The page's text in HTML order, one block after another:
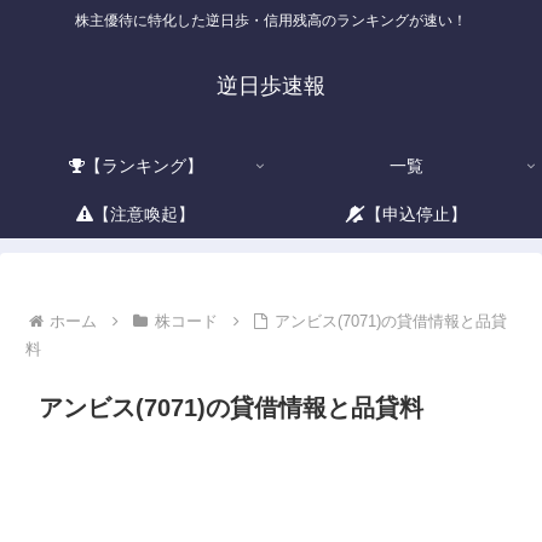
株主優待に特化した逆日歩・信用残高のランキングが速い！
逆日歩速報
【ランキング】 一覧
【注意喚起】 【申込停止】
ホーム 株コード
アンビス(7071)の貸借情報と品貸
料
アンビス(7071)の貸借情報と品貸料